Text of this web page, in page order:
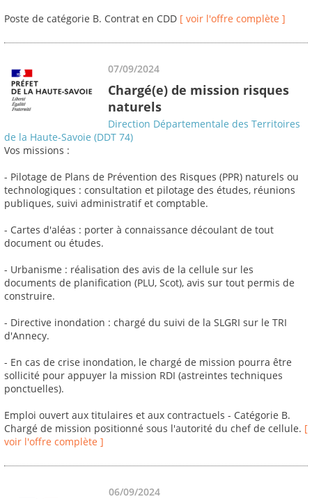
Poste de catégorie B. Contrat en CDD [ voir l'offre complète ]
07/09/2024
Chargé(e) de mission risques
naturels
Direction Départementale des Territoires
de la Haute-Savoie (DDT 74)
Vos missions :
- Pilotage de Plans de Prévention des Risques (PPR) naturels ou
technologiques : consultation et pilotage des études, réunions
publiques, suivi administratif et comptable.
- Cartes d'aléas : porter à connaissance découlant de tout
document ou études.
- Urbanisme : réalisation des avis de la cellule sur les
documents de planification (PLU, Scot), avis sur tout permis de
construire.
- Directive inondation : chargé du suivi de la SLGRI sur le TRI
d'Annecy.
- En cas de crise inondation, le chargé de mission pourra être
sollicité pour appuyer la mission RDI (astreintes techniques
ponctuelles).
Emploi ouvert aux titulaires et aux contractuels - Catégorie B.
Chargé de mission positionné sous l'autorité du chef de cellule. [
voir l'offre complète ]
06/09/2024